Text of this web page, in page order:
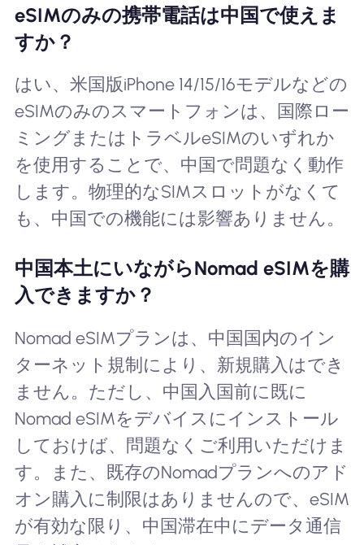
eSIMのみの携帯電話は中国で使えま
すか？
はい、米国版iPhone 14/15/16モデルなどの
eSIMのみのスマートフォンは、国際ロー
ミングまたはトラベルeSIMのいずれか
を使用することで、中国で問題なく動作
します。物理的なSIMスロットがなくて
も、中国での機能には影響ありません。
中国本土にいながらNomad eSIMを購
入できますか？
Nomad eSIMプランは、中国国内のイン
ターネット規制により、新規購入はでき
ません。ただし、中国入国前に既に
Nomad eSIMをデバイスにインストール
しておけば、問題なくご利用いただけま
す。また、既存のNomadプランへのアド
オン購入に制限はありませんので、eSIM
が有効な限り、中国滞在中にデータ通信